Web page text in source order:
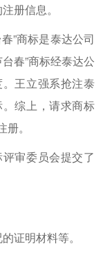
册信息。
”商标是泰达公司
春”商标经泰达公
王立强系抢注泰
综上，请求商标
。
审委员会提交了
证明材料等。